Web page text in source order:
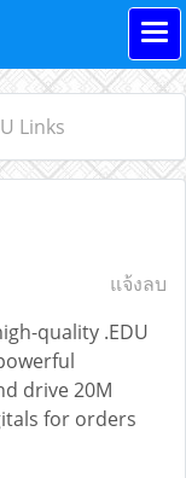
Links
แจ้งลบ
quality .EDU
drive 20M
for orders